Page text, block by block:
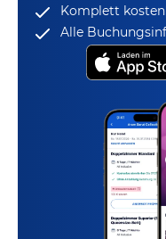
Komplett
Alle